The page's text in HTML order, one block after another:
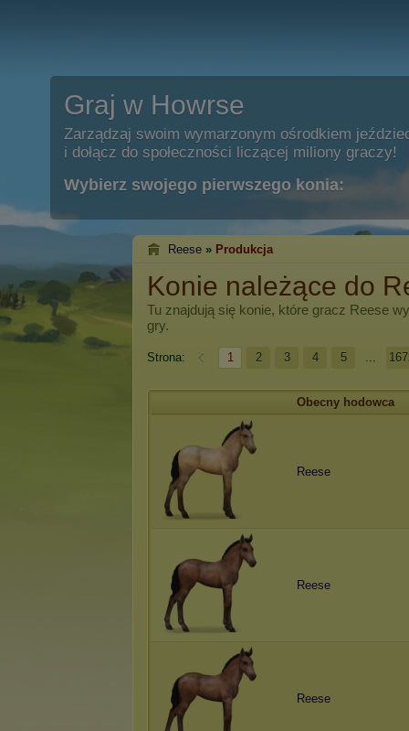
Graj w Howrse
Zarządzaj swoim wymarzonym ośrodkiem
i dołącz do społeczności liczącej miliony graczy!
Wybierz swojego pierwszego konia:
Reese » Produkcja
Konie należące do
Tu znajdują się konie, które gracz Reese
gry.
Strona: 1 2 3 4 5 ...
Obecny hodowca
Reese
Reese
Reese